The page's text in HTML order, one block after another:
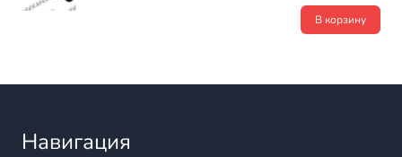
В корзину
Навигация